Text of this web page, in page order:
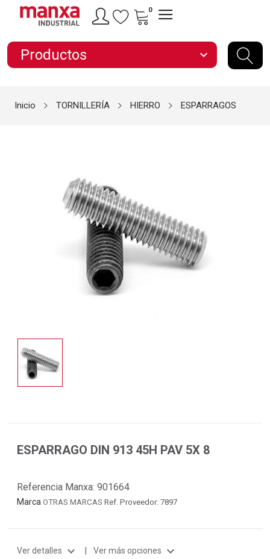
0
Productos expand_more
Inicio TORNILLERÍA HIERRO ESPARRAGOS
ESPARRAGO DIN 913 45H PAV 5X 8
Referencia Manxa: 901664
Marca OTRAS MARCAS Ref. Proveedor: 7897
Ver detalles expand_more | Ver más opciones expand_more